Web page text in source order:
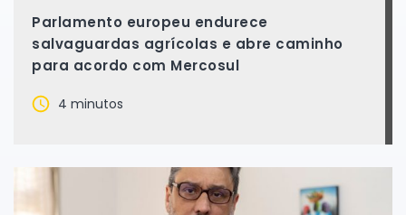
Parlamento europeu endurece
salvaguardas agrícolas e abre caminho
para acordo com Mercosul
4 minutos